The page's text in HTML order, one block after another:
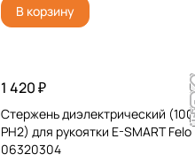
В корзину
1 420 ₽
Стержень диэлектрический
PH2) для рукоятки E-SMART Felo
06320304